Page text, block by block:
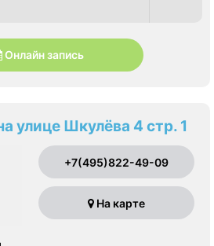
Онлайн запись
улице Шкулёва 4 стр. 1
+7(495)822-49-09
На карте